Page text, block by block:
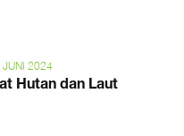
JUNI 2024
Hutan dan Laut